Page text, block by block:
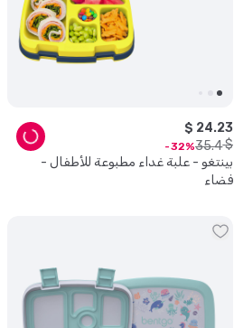
بينتغو - علبة غداء مطبوعة للأطفال -
فضاء
$ 24.23
$
35.4
32